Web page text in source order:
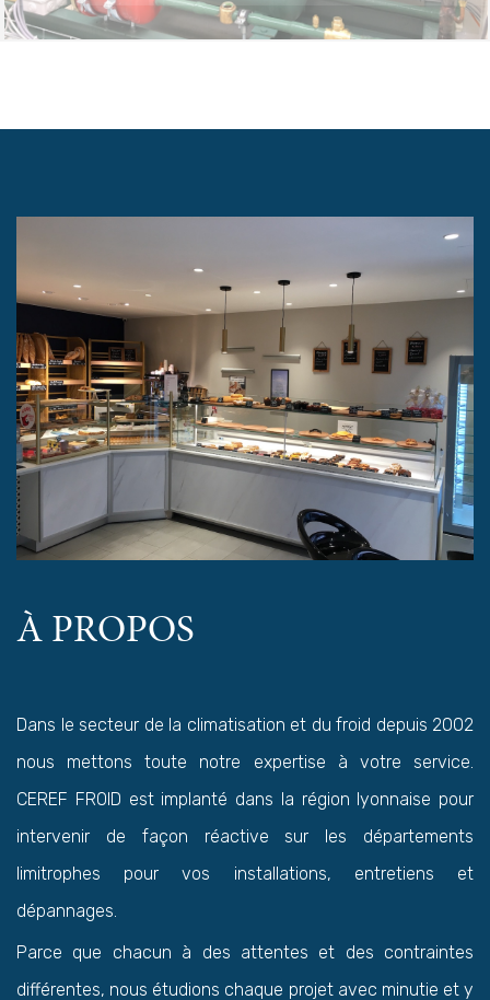
À PROPOS
Dans le secteur de la climatisation et du froid depuis 2002
nous mettons toute notre expertise à votre service.
CEREF FROID est implanté dans la région lyonnaise pour
intervenir de façon réactive sur les départements
limitrophes pour vos installations, entretiens et
dépannages.
Parce que chacun à des attentes et des contraintes
différentes, nous étudions chaque projet avec minutie et y